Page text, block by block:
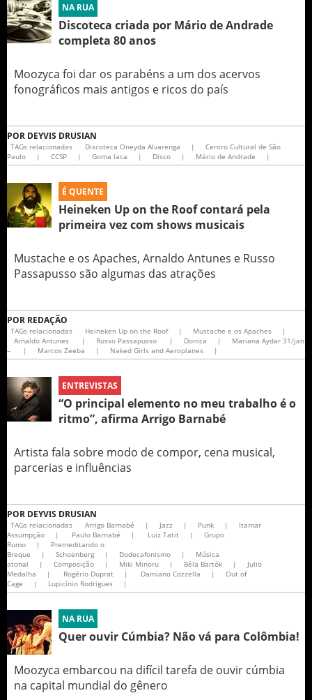
NA RUA
Discoteca criada por Mário de Andrade
completa 80 anos
Moozyca foi dar os parabéns a um dos acervos
fonográficos mais antigos e ricos do país
POR DEYVIS DRUSIAN
TAGs relacionadas Discoteca Oneyda Alvarenga |
Centro Cultural de São
Paulo
| CCSP | Goma laca | Disco | Mário de Andrade |
É QUENTE
Heineken Up on the Roof contará pela
primeira vez com shows musicais
Mustache e os Apaches, Arnaldo Antunes e Russo
Passapusso são algumas das atrações
POR REDAÇÃO
TAGs relacionadas Heineken Up on the Roof | Mustache e os Apaches
|
Arnaldo Antunes
| Russo Passapusso | Donica |
Mariana Aydar 31/jan
–
| Marcos Zeeba | Naked Girls and Aeroplanes |
ENTREVISTAS
“O principal elemento no meu trabalho é o
ritmo”, afirma Arrigo Barnabé
Artista fala sobre modo de compor, cena musical,
parcerias e influências
POR DEYVIS DRUSIAN
TAGs relacionadas Arrigo Barnabé | Jazz | Punk |
Itamar
Assumpção
| Paulo Barnabé | Luiz Tatit |
Grupo
Rumo
|
Premeditando o
Breque
| Schoenberg | Dodecafonismo |
Música
atonal
| Composição | Miki Minoru | Béla Bartók |
Julio
Medalha
| Rogério Duprat | Damiano Cozzella |
Out of
Cage
| Lupicínio Rodrigues​ |
NA RUA
Quer ouvir Cúmbia? Não vá para Colômbia!
Moozyca embarcou na difícil tarefa de ouvir cúmbia
na capital mundial do gênero